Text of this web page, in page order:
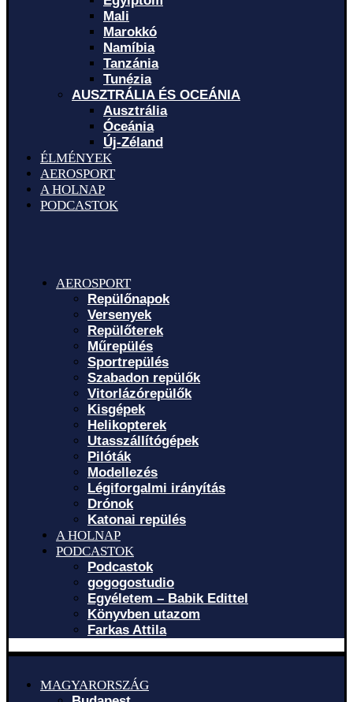
Mali
Marokkó
Namíbia
Tanzánia
Tunézia
AUSZTRÁLIA ÉS OCEÁNIA
Ausztrália
Óceánia
Új-Zéland
ÉLMÉNYEK
AEROSPORT
A HOLNAP
PODCASTOK
AEROSPORT
Repülőnapok
Versenyek
Repülőterek
Műrepülés
Sportrepülés
Szabadon repülők
Vitorlázórepülők
Kisgépek
Helikopterek
Utasszállítógépek
Pilóták
Modellezés
Légiforgalmi irányítás
Drónok
Katonai repülés
A HOLNAP
PODCASTOK
Podcastok
gogogostudio
Egyéletem – Babik Edittel
Könyvben utazom
Farkas Attila
MAGYARORSZÁG